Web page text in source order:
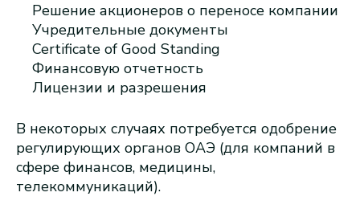
Решение акционеров о переносе компании
Учредительные документы
Certificate of Good Standing
Финансовую отчетность
Лицензии и разрешения
В некоторых случаях потребуется одобрение
регулирующих органов ОАЭ (для компаний в
сфере финансов, медицины,
телекоммуникаций).